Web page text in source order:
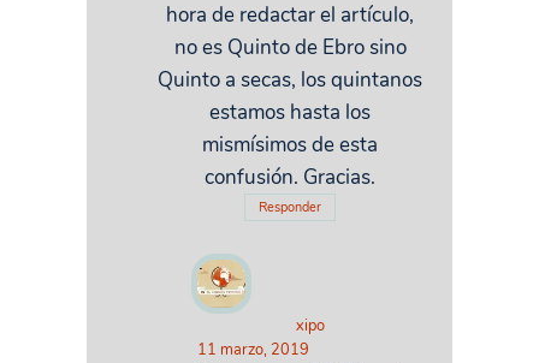
hora de redactar el artículo,
no es Quinto de Ebro sino
Quinto a secas, los quintanos
estamos hasta los
mismísimos de esta
confusión. Gracias.
Responder
xipo
11 marzo, 2019